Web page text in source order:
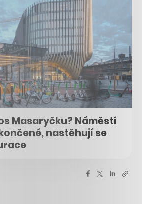
Masaryčku? Náměstí
nastěhují se